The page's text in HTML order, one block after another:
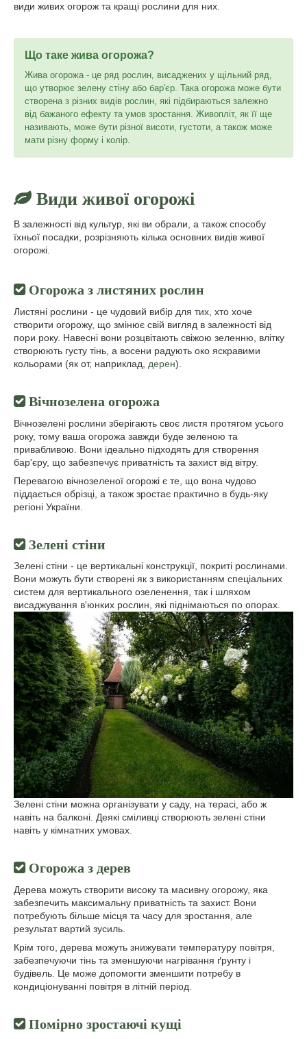
види живих огорож та кращі рослини для них.
Що таке жива огорожа?
Жива огорожа - це ряд рослин, висаджених у щільний ряд,
що утворює зелену стіну або бар'єр. Така огорожа може бути
створена з різних видів рослин, які підбираються залежно
від бажаного ефекту та умов зростання. Живопліт, як її ще
називають, може бути різної висоти, густоти, а також може
мати різну форму і колір.
Види живої огорожі
В залежності від культур, які ви обрали, а також способу
їхньої посадки, розрізняють кілька основних видів живої
огорожі.
Огорожа з листяних рослин
Листяні рослини - це чудовий вибір для тих, хто хоче
створити огорожу, що змінює свій вигляд в залежності від
пори року. Навесні вони розцвітають свіжою зеленню, влітку
створюють густу тінь, а восени радують око яскравими
кольорами (як от, наприклад, дерен).
Вічнозелена огорожа
Вічнозелені рослини зберігають своє листя протягом усього
року, тому ваша огорожа завжди буде зеленою та
привабливою. Вони ідеально підходять для створення
бар'єру, що забезпечує приватність та захист від вітру.
Перевагою вічнозеленої огорожі є те, що вона чудово
піддається обрізці, а також зростає практично в будь-яку
регіоні України.
Зелені стіни
Зелені стіни - це вертикальні конструкції, покриті рослинами.
Вони можуть бути створені як з використанням спеціальних
систем для вертикального озеленення, так і шляхом
висаджування в'юнких рослин, які піднімаються по опорах.
Зелені стіни можна організувати у саду, на терасі, або ж
навіть на балконі. Деякі сміливці створюють зелені стіни
навіть у кімнатних умовах.
Огорожа з дерев
Дерева можуть створити високу та масивну огорожу, яка
забезпечить максимальну приватність та захист. Вони
потребують більше місця та часу для зростання, але
результат вартий зусиль.
Крім того, дерева можуть знижувати температуру повітря,
забезпечуючи тінь та зменшуючи нагрівання ґрунту і
будівель. Це може допомогти зменшити потребу в
кондиціонуванні повітря в літній період.
Помірно зростаючі кущі